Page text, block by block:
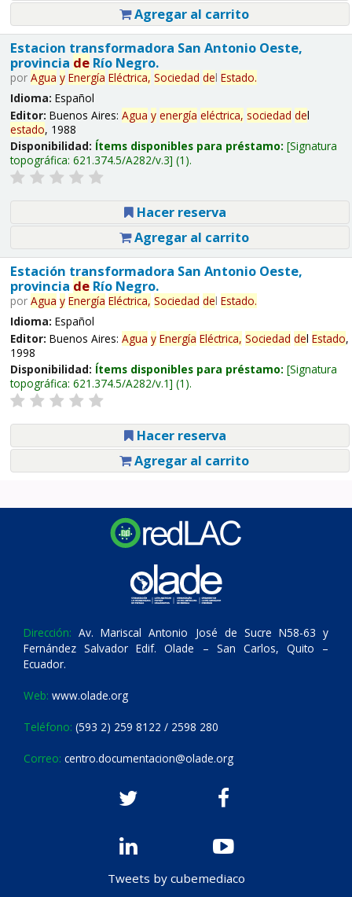
Agregar al carrito
Estacion transformadora San Antonio Oeste,
provincia deRío Negro.
por Agua y Energía Eléctrica, Sociedad del Estado.
Idioma: Español
Editor: Buenos Aires: Agua y energía eléctrica, sociedad del
estado, 1988
Disponibilidad: Ítems disponibles para préstamo: Signatura
topográfica: 621.374.5/A282/v.3 (1).
Hacer reserva
Agregar al carrito
Estación transformadora San Antonio Oeste,
provincia deRío Negro.
por Agua y Energía Eléctrica, Sociedad del Estado.
Idioma: Español
Editor: Buenos Aires: Agua y Energía Eléctrica, Sociedad del Estado,
1998
Disponibilidad: Ítems disponibles para préstamo: Signatura
topográfica: 621.374.5/A282/v.1 (1).
Hacer reserva
Agregar al carrito
Dirección: Av. Mariscal Antonio José de Sucre N58-63 y
Fernández Salvador Edif. Olade – San Carlos, Quito –
Ecuador.
Web: www.olade.org
Teléfono: (593 2) 259 8122 / 2598 280
Correo: centro.documentacion@olade.org
Tweets by cubemediaco